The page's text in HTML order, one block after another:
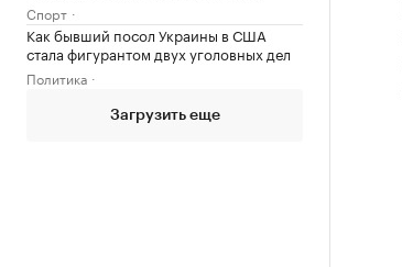
Спорт
Как бывший посол Украины в США
стала фигурантом двух уголовных дел
Политика
Загрузить еще